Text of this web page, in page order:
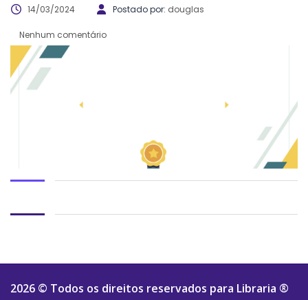
14/03/2024 Postado por: douglas
Nenhum comentário
2026 © Todos os direitos reservados para Libraria ®